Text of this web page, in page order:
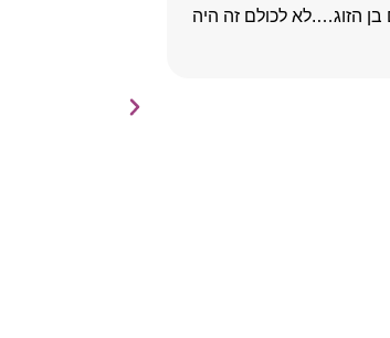
הזוג….לא לכולם זה היה